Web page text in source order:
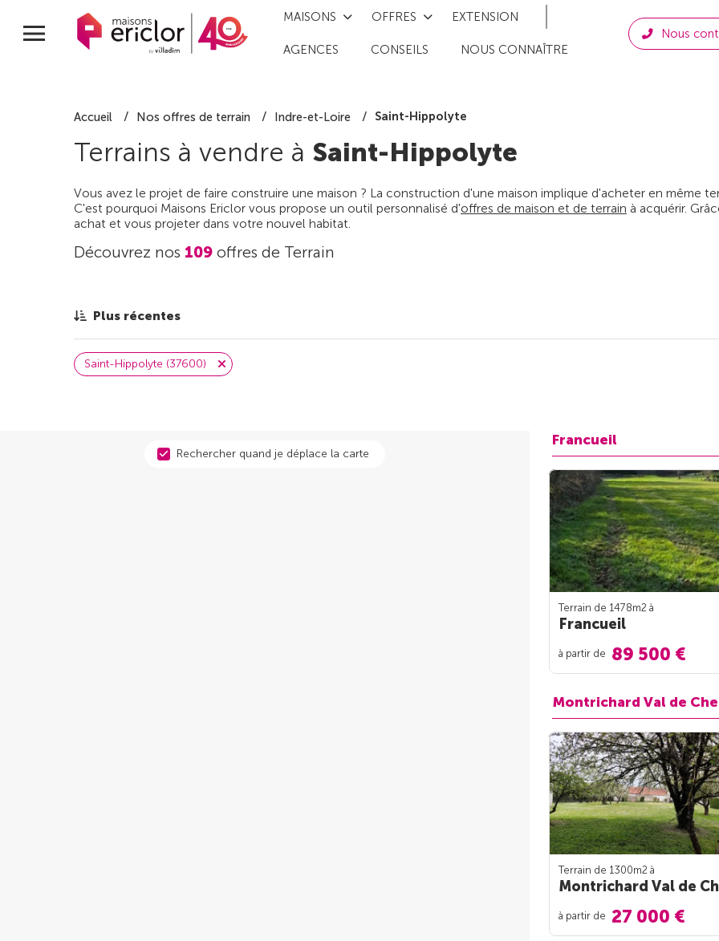
MAISONS OFFRES EXTENSION
AGENCES CONSEILS NOUS CONNAÎTRE
Nous
Accueil Nos offres de terrain Indre-et-Loire Saint-Hippolyte
Terrains à vendre à Saint-Hippolyte
Vous avez le projet de faire construire une maison ? La construction d'une maison implique d'acheter en même
C'est pourquoi Maisons Ericlor vous propose un outil personnalisé d'offres de maison et de terrain à acquérir.
achat et vous projeter dans votre nouvel habitat.
Découvrez nos 109 offres de Terrain
Plus récentes
Saint-Hippolyte (37600)
Rechercher quand je déplace la carte
Francueil
Terrain de 1478m2 à
Francueil
à partir de 89 500 €
Montrichard Val de
Terrain de 1300m2 à
Montrichard Val de
à partir de 27 000 €